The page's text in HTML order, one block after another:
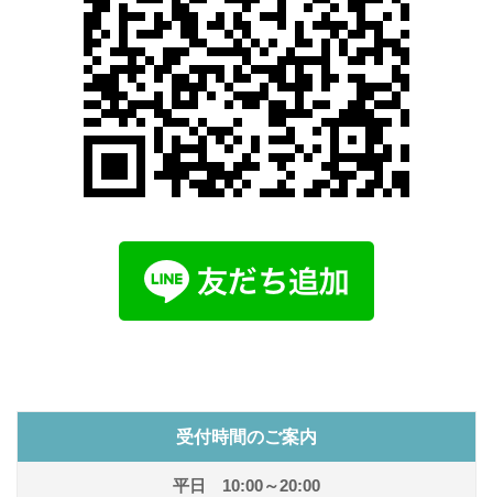
受付時間のご案内
平日 10:00～20:00